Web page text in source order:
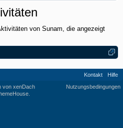
von Sunam, die angezeigt
Kontakt
Hilfe
Nutzungsbedingungen
von xenDach